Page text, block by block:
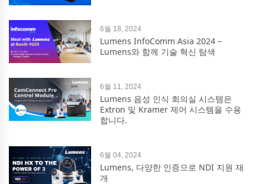
6월 18, 2024
Lumens InfoComm Asia 2024 –
Lumens와 함께 기술 혁신 탐색
6월 11, 2024
Lumens 음성 인식 회의실 시스템은
Extron 및 Kramer 제어 시스템을 수용
합니다.
6월 04, 2024
Lumens, 다양한 인증으로 NDI 지원 재
개